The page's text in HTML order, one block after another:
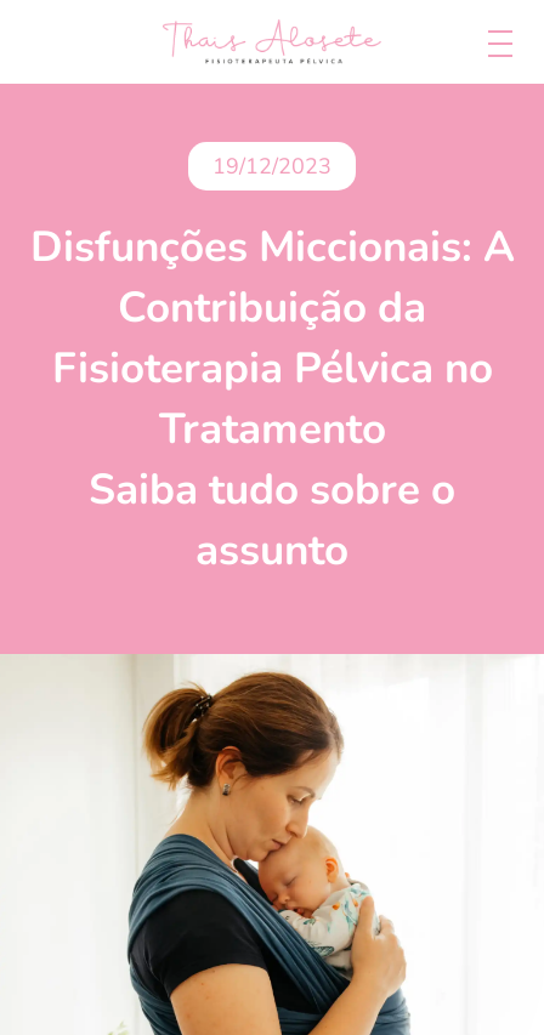
19/12/2023
Disfunções Miccionais: A
Contribuição da
Fisioterapia Pélvica no
Tratamento
Saiba tudo sobre o
assunto